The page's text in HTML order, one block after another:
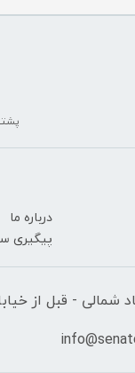
درباره ما
پیگیری
شمالی - قبل از